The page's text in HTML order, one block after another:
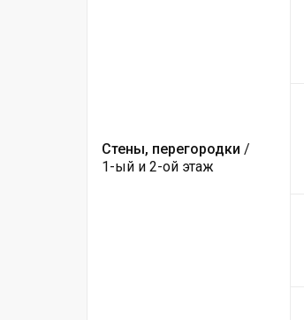
Стены, перегородки /
1-ый и 2-ой этаж